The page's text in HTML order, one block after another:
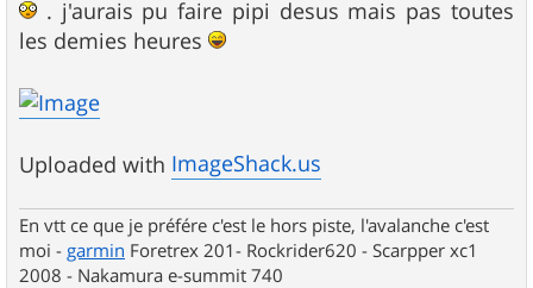
. j'aurais pu faire pipi desus mais pas toutes
les demies heures
Uploaded with ImageShack.us
En vtt ce que je préfére c'est le hors piste, l'avalanche c'est
moi - garmin Foretrex 201- Rockrider620 - Scarpper xc1
2008 - Nakamura e-summit 740